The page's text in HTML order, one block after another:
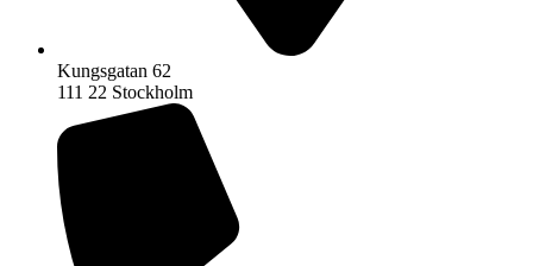
Kungsgatan 62
111 22 Stockholm